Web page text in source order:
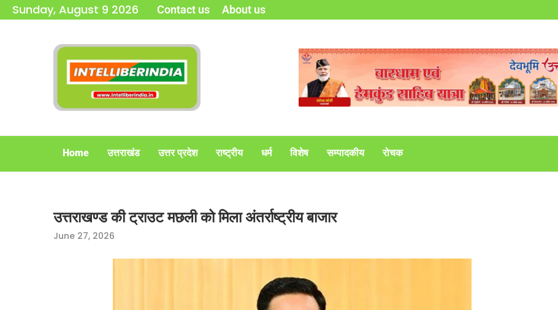
Sunday, August 9 2026 Contact us About us
Home उत्तराखंड उत्तर प्रदेश राष्ट्रीय धर्म विशेष सम्पादकीय रोचक
उत्तराखण्ड की ट्राउट मछली को मिला अंतर्राष्ट्रीय बाजार
June 27, 2026